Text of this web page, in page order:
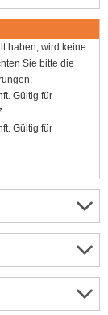
haben, wird keine
Sie bitte die
Gültig für
Gültig für